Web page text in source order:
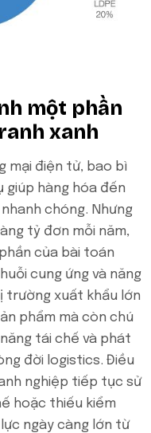
một phần
xanh
mại điện tử, bao bì
giúp hàng hóa đến
chóng. Nhưng
tỷ đơn mỗi năm,
của bài toán
cung ứng và năng
trường xuất khẩu lớn
phẩm mà còn chú
tái chế và phát
đời logistics. Điều
nghiệp tiếp tục sử
hoặc thiếu kiểm
ngày càng lớn từ